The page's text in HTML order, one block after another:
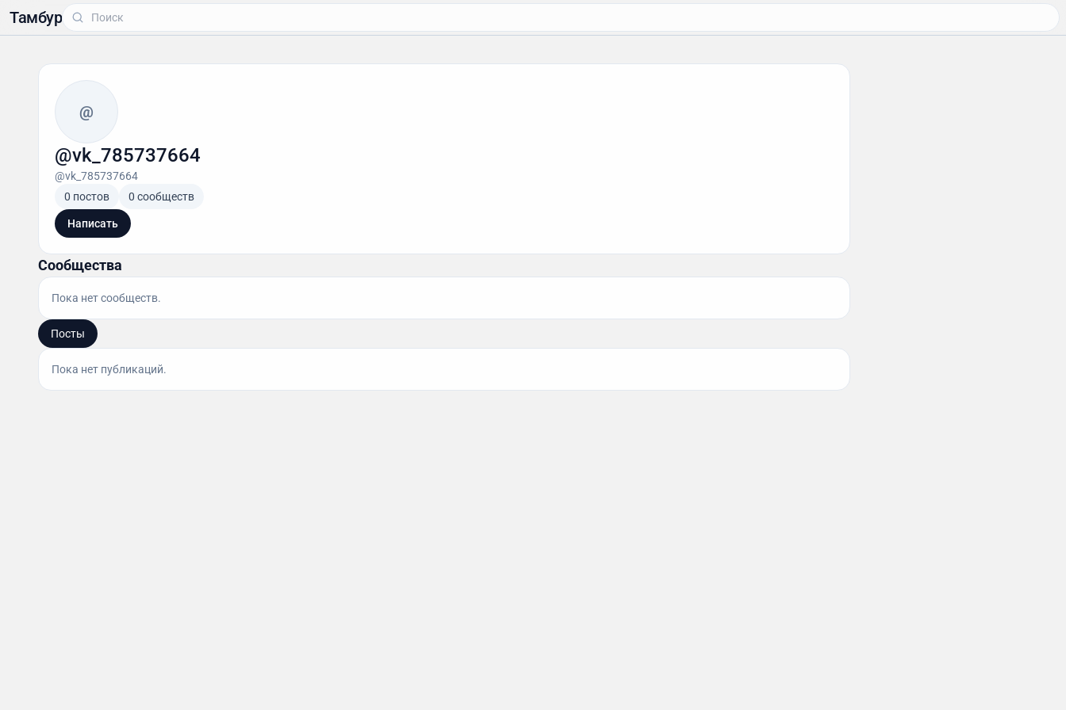
Тамбур
@
@vk_785737664
@vk_785737664
0 постов
0 сообществ
Написать
Сообщества
Пока нет сообществ.
Посты
Пока нет публикаций.